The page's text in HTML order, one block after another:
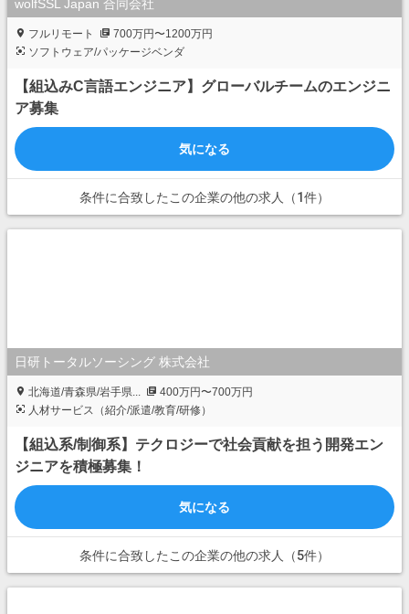
wolfSSL Japan 合同会社
フルリモート
700万円〜1200万円
ソフトウェア/パッケージベンダ
【組込みC言語エンジニア】グローバルチームのエンジニ
ア募集
気になる
条件に合致したこの企業の他の求人（1件）
日研トータルソーシング 株式会社
北海道/青森県/岩手県...
400万円〜700万円
人材サービス（紹介/派遣/教育/研修）
【組込系/制御系】テクロジーで社会貢献を担う開発エン
ジニアを積極募集！
気になる
条件に合致したこの企業の他の求人（5件）